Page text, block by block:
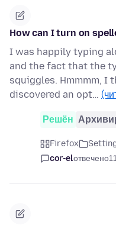
How can I turn on
I was happily typing
and the fact that the
squiggles. Hmmmm, I
discovered an opt…
Решён
Firefox
cor-elотвечено